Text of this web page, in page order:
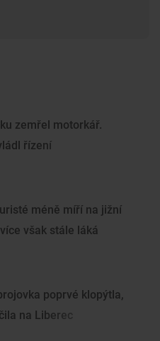
zemřel motorkář.
řízení
méně míří na jižní
však stále láká
poprvé klopýtla,
na Liberec